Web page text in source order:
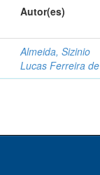
Autor(es)
Almeida, Sizinio
Lucas Ferreira de